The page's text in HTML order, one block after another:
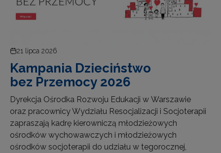
21 lipca 2026
Kampania Dzieciństwo
bez Przemocy 2026
Dyrekcja Ośrodka Rozwoju Edukacji w Warszawie
oraz pracownicy Wydziału Resocjalizacji i Socjoterapii
zapraszają kadrę kierowniczą młodzieżowych
ośrodków wychowawczych i młodzieżowych
ośrodków socjoterapii do udziału w tegorocznej,